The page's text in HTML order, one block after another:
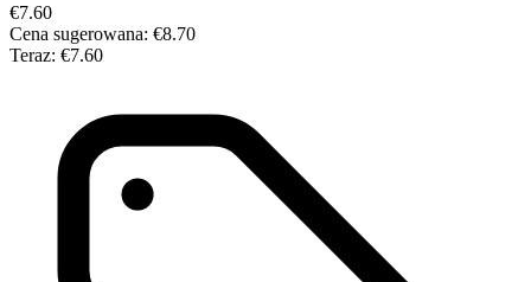
€7.60
Cena sugerowana: €8.70
Teraz: €7.60